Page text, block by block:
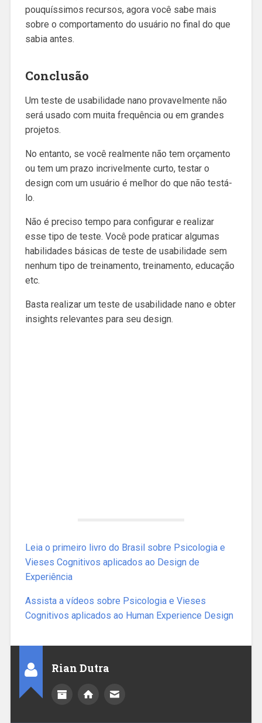
pouquíssimos recursos, agora você sabe mais
sobre o comportamento do usuário no final do que
sabia antes.
Conclusão
Um teste de usabilidade nano provavelmente não
será usado com muita frequência ou em grandes
projetos.
No entanto, se você realmente não tem orçamento
ou tem um prazo incrivelmente curto, testar o
design com um usuário é melhor do que não testá-
lo.
Não é preciso tempo para configurar e realizar
esse tipo de teste. Você pode praticar algumas
habilidades básicas de teste de usabilidade sem
nenhum tipo de treinamento, treinamento, educação
etc.
Basta realizar um teste de usabilidade nano e obter
insights relevantes para seu design.
Leia o primeiro livro do Brasil sobre Psicologia e
Vieses Cognitivos aplicados ao Design de
Experiência
Assista a vídeos sobre Psicologia e Vieses
Cognitivos aplicados ao Human Experience Design
Rian Dutra